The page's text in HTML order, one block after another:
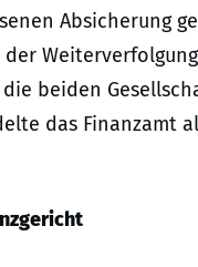
Absicherung
beiden
das